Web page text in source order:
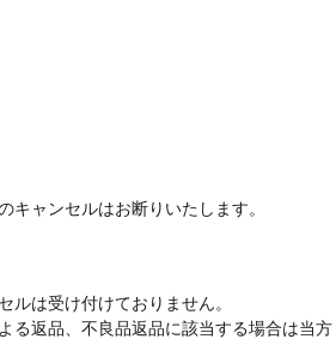
キャンセルはお断りいたします。
ルは受け付けておりません。
る返品、不良品返品に該当する場合は当方